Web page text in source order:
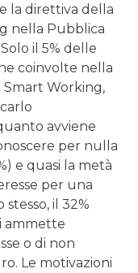
la direttiva della
nella Pubblica
il 5% delle
coinvolte nella
Working,
avviene
per nulla
e quasi la metà
per una
il 32%
ammette
o di non
Le motivazioni